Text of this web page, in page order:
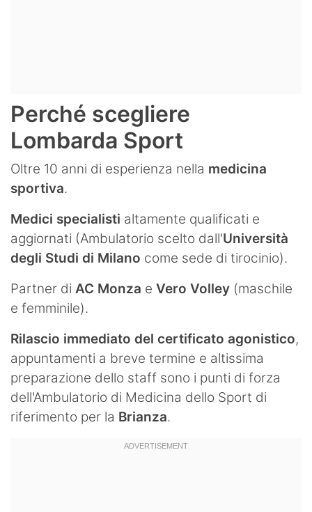
Perché scegliere
Lombarda Sport
Oltre 10 anni di esperienza nella medicina
sportiva.
Medici specialisti altamente qualificati e
aggiornati (Ambulatorio scelto dall'Università
degli Studi di Milano come sede di tirocinio).
Partner di AC Monza e Vero Volley (maschile
e femminile).
Rilascio immediato del certificato agonistico,
appuntamenti a breve termine e altissima
preparazione dello staff sono i punti di forza
dell'Ambulatorio di Medicina dello Sport di
riferimento per la Brianza.